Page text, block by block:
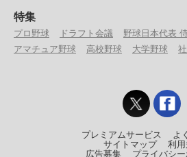
特集
プロ野球 ドラフト会議
野球日本代表
アマチュア野球
高校野球 大学野球
プレミアムサービス
よ
サイトマップ
利用
広告募集
プライバシ